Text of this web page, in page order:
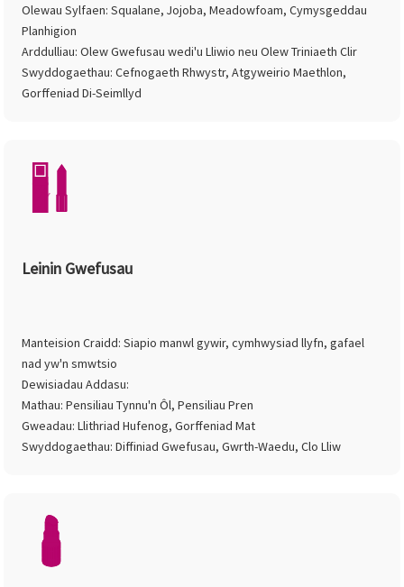
Olewau Sylfaen: Squalane, Jojoba, Meadowfoam, Cymysgeddau
Planhigion
Arddulliau: Olew Gwefusau wedi'u Lliwio neu Olew Triniaeth Clir
Swyddogaethau: Cefnogaeth Rhwystr, Atgyweirio Maethlon,
Gorffeniad Di-Seimllyd
Leinin Gwefusau
Manteision Craidd: Siapio manwl gywir, cymhwysiad llyfn, gafael
nad yw'n smwtsio
Dewisiadau Addasu:
Mathau: Pensiliau Tynnu'n Ôl, Pensiliau Pren
Gweadau: Llithriad Hufenog, Gorffeniad Mat
Swyddogaethau: Diffiniad Gwefusau, Gwrth-Waedu, Clo Lliw